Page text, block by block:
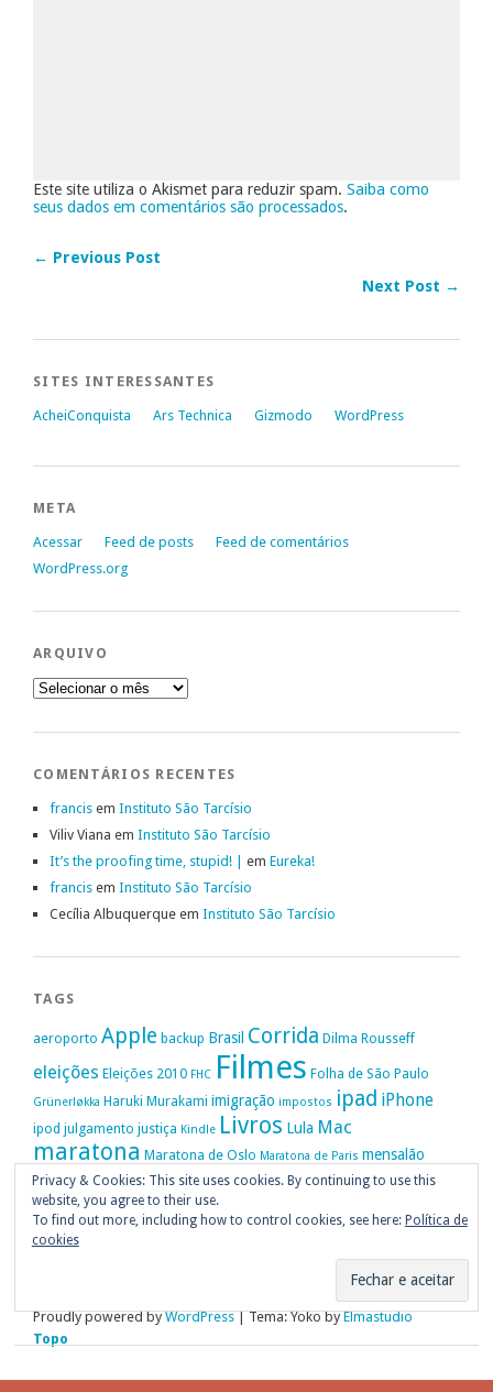
Este site utiliza o Akismet para reduzir spam. Saiba como
seus dados em comentários são processados.
← Previous Post
Next Post →
SITES INTERESSANTES
AcheiConquista Ars Technica Gizmodo WordPress
META
Acessar Feed de posts
Feed de comentários
WordPress.org
ARQUIVO
Arquivo
COMENTÁRIOS RECENTES
francis em Instituto São Tarcísio
Viliv Viana em Instituto São Tarcísio
It’s the proofing time, stupid! |
em Eureka!
francis em Instituto São Tarcísio
Cecília Albuquerque em Instituto São Tarcísio
TAGS
aeroporto Apple backup Brasil Corrida Dilma Rousseff
eleições Eleições 2010 FHC Filmes Folha de São Paulo
Grünerløkka Haruki Murakami imigração impostos ipad iPhone
ipod julgamento justiça Kindle Livros Lula Mac
maratona Maratona de Oslo Maratona de Paris mensalão
movimento passe livre música nike Noruega OAB OiOsloPolítica
Portugal Privacidade protestos PT
Vitória da Conquista
Proudly powered byWordPress|Tema: Yoko byElmastudio
Topo
Privacy & Cookies: This site uses cookies. By continuing to use this
website, you agree to their use.
To find out more, including how to control cookies, see here: Política de
cookies